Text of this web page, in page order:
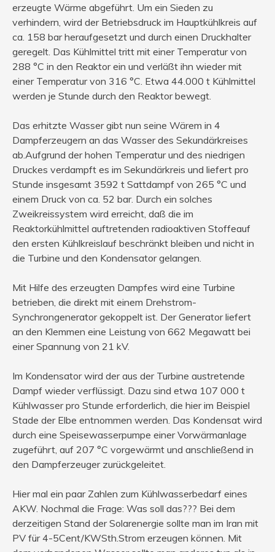
erzeugte Wärme abgeführt. Um ein Sieden zu
verhindern, wird der Betriebsdruck im Hauptkühlkreis auf
ca. 158 bar heraufgesetzt und durch einen Druckhalter
geregelt. Das Kühlmittel tritt mit einer Temperatur von
288 °C in den Reaktor ein und verläßt ihn wieder mit
einer Temperatur von 316 °C. Etwa 44.000 t Kühlmittel
werden je Stunde durch den Reaktor bewegt.
Das erhitzte Wasser gibt nun seine Wärem in 4
Dampferzeugern an das Wasser des Sekundärkreises
ab.Aufgrund der hohen Temperatur und des niedrigen
Druckes verdampft es im Sekundärkreis und liefert pro
Stunde insgesamt 3592 t Sattdampf von 265 °C und
einem Druck von ca. 52 bar. Durch ein solches
Zweikreissystem wird erreicht, daß die im
Reaktorkühlmittel auftretenden radioaktiven Stoffeauf
den ersten Kühlkreislauf beschränkt bleiben und nicht in
die Turbine und den Kondensator gelangen.
Mit Hilfe des erzeugten Dampfes wird eine Turbine
betrieben, die direkt mit einem Drehstrom-
Synchrongenerator gekoppelt ist. Der Generator liefert
an den Klemmen eine Leistung von 662 Megawatt bei
einer Spannung von 21 kV.
Im Kondensator wird der aus der Turbine austretende
Dampf wieder verflüssigt. Dazu sind etwa 107 000 t
Kühlwasser pro Stunde erforderlich, die hier im Beispiel
Stade der Elbe entnommen werden. Das Kondensat wird
durch eine Speisewasserpumpe einer Vorwärmanlage
zugeführt, auf 207 °C vorgewärmt und anschließend in
den Dampferzeuger zurückgeleitet.
Hier mal ein paar Zahlen zum Kühlwasserbedarf eines
AKW. Nochmal die Frage: Was soll das??? Bei dem
derzeitigen Stand der Solarenergie sollte man im Iran mit
PV für 4-5Cent/KWSth.Strom erzeugen können. Mit